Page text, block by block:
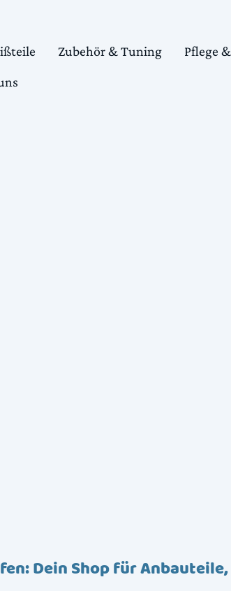
Zubehör & Tuning
Pflege
Dein Shop für Anbauteile,